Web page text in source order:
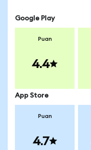
Google Play
Puan
4.4
App Store
Puan
4.7